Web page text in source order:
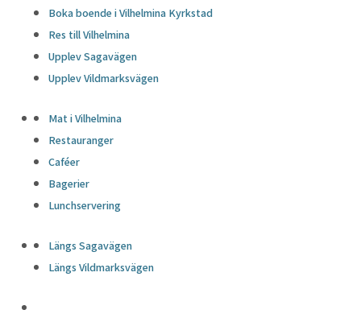
Boka boende i Vilhelmina Kyrkstad
Res till Vilhelmina
Upplev Sagavägen
Upplev Vildmarksvägen
Mat i Vilhelmina
Restauranger
Caféer
Bagerier
Lunchservering
Längs Sagavägen
Längs Vildmarksvägen